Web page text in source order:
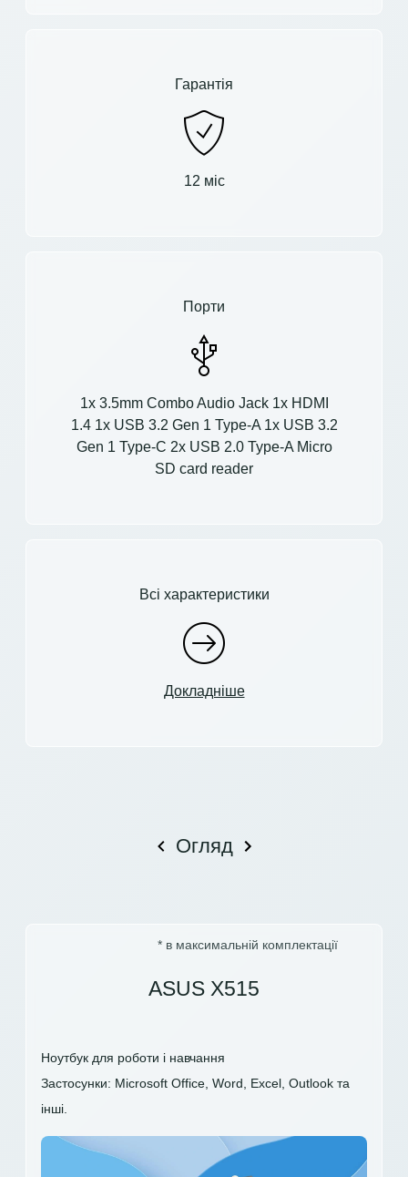
Гарантія
12 міс
Порти
1x 3.5mm Combo Audio Jack 1x HDMI
1.4 1x USB 3.2 Gen 1 Type-A 1x USB 3.2
Gen 1 Type-C 2x USB 2.0 Type-A Micro
SD card reader
Всі характеристики
Докладніше
Огляд
* в максимальній комплектації
ASUS X515
Ноутбук для роботи і навчання
Застосунки: Microsoft Office, Word, Excel, Outlook та
інші.